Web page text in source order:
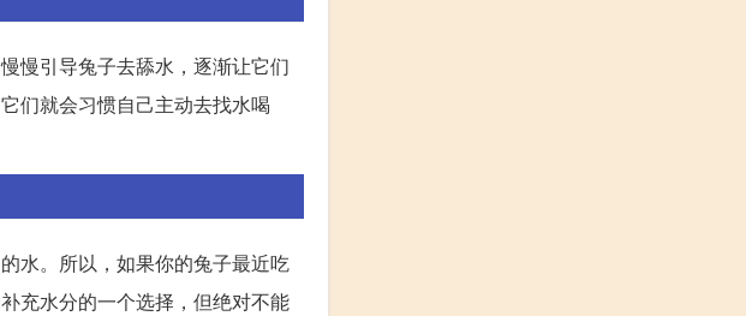
慢引导兔子去舔水，逐渐让它们
们就会习惯自己主动去找水喝
水。所以，如果你的兔子最近吃
充水分的一个选择，但绝对不能